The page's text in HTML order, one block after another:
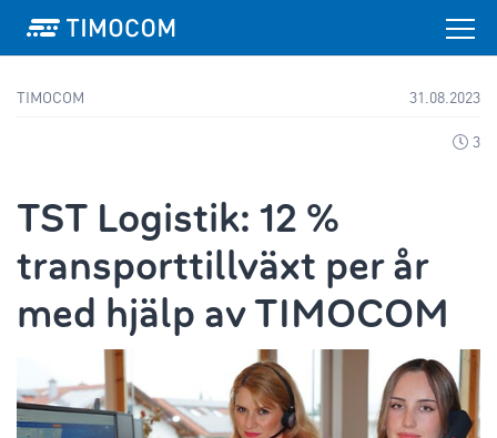
TIMOCOM 31.08.2023
3
TST Logistik: 12 %
transporttillväxt per år
med hjälp av TIMOCOM